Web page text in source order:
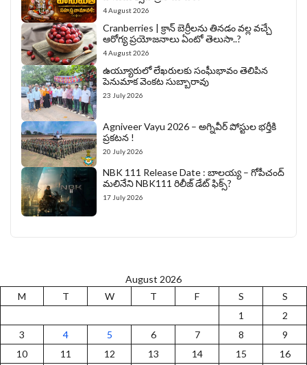
4 August 2026
Cranberries | క్రాన్ బెర్రీల‌ను తిన‌డం వ‌ల్ల వచ్చే
ఆరోగ్య ప్రయోజనాలు ఏంటో తెలుసా..?
4 August 2026
ఉయ్యూరులో లేఖరులకు సంఘీభావం తెలిపిన
పెనుమాక వెంకట సుబ్బారావు
23 July 2026
Agniveer Vayu 2026 – అగ్నివీర్‌ పోస్టుల భర్తీకి
ప్రకటన !
20 July 2026
NBK 111 Release Date : బాలయ్య – గోపీచంద్
మలినేని NBK111 రిలీజ్ డేట్ ఫిక్స్?
17 July 2026
August 2026
M
T W T F S
S
1
2
3
4 5 6 7 8
9
10
11 12 13 14 15
16